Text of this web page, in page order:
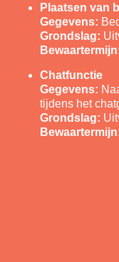
Plaatsen van
Gegevens:
Grondslag:
Chatfunctie
Gegevens:
tijdens het
Grondslag: